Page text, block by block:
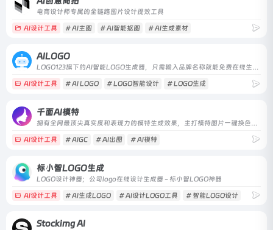
电商设计师专属的全链路图片设计提效工具
AI设计工具 # AI主图 # AI智能抠图 # AI生成素材
AILOGO
LOGO123旗下的AI智能LOGO生成器，只需输入品牌名称就能免费在线生成公司logo设计及配套企业VI，轻松打造您的个性品牌！
AI设计工具 # AI LOGO # LOGO智能设计 # LOGO生成
千面AI模特
拥有全网最顶尖真实度和表现力的模特生成效果，主打模特图片一键换色、换脸、换景。用AIGC帮助服装电商降低拍摄成本、提升商品展示图制作效率。
AI设计工具 # AIGC # AI出图 # AI模特
标小智LOGO生成
LOGO设计神器；公司logo在线设计生成器 - 标小智LOGO神器
AI设计工具 # AI生成LOGO # AI设计LOGO工具 # 智能LOGO设计
Stockimg AI